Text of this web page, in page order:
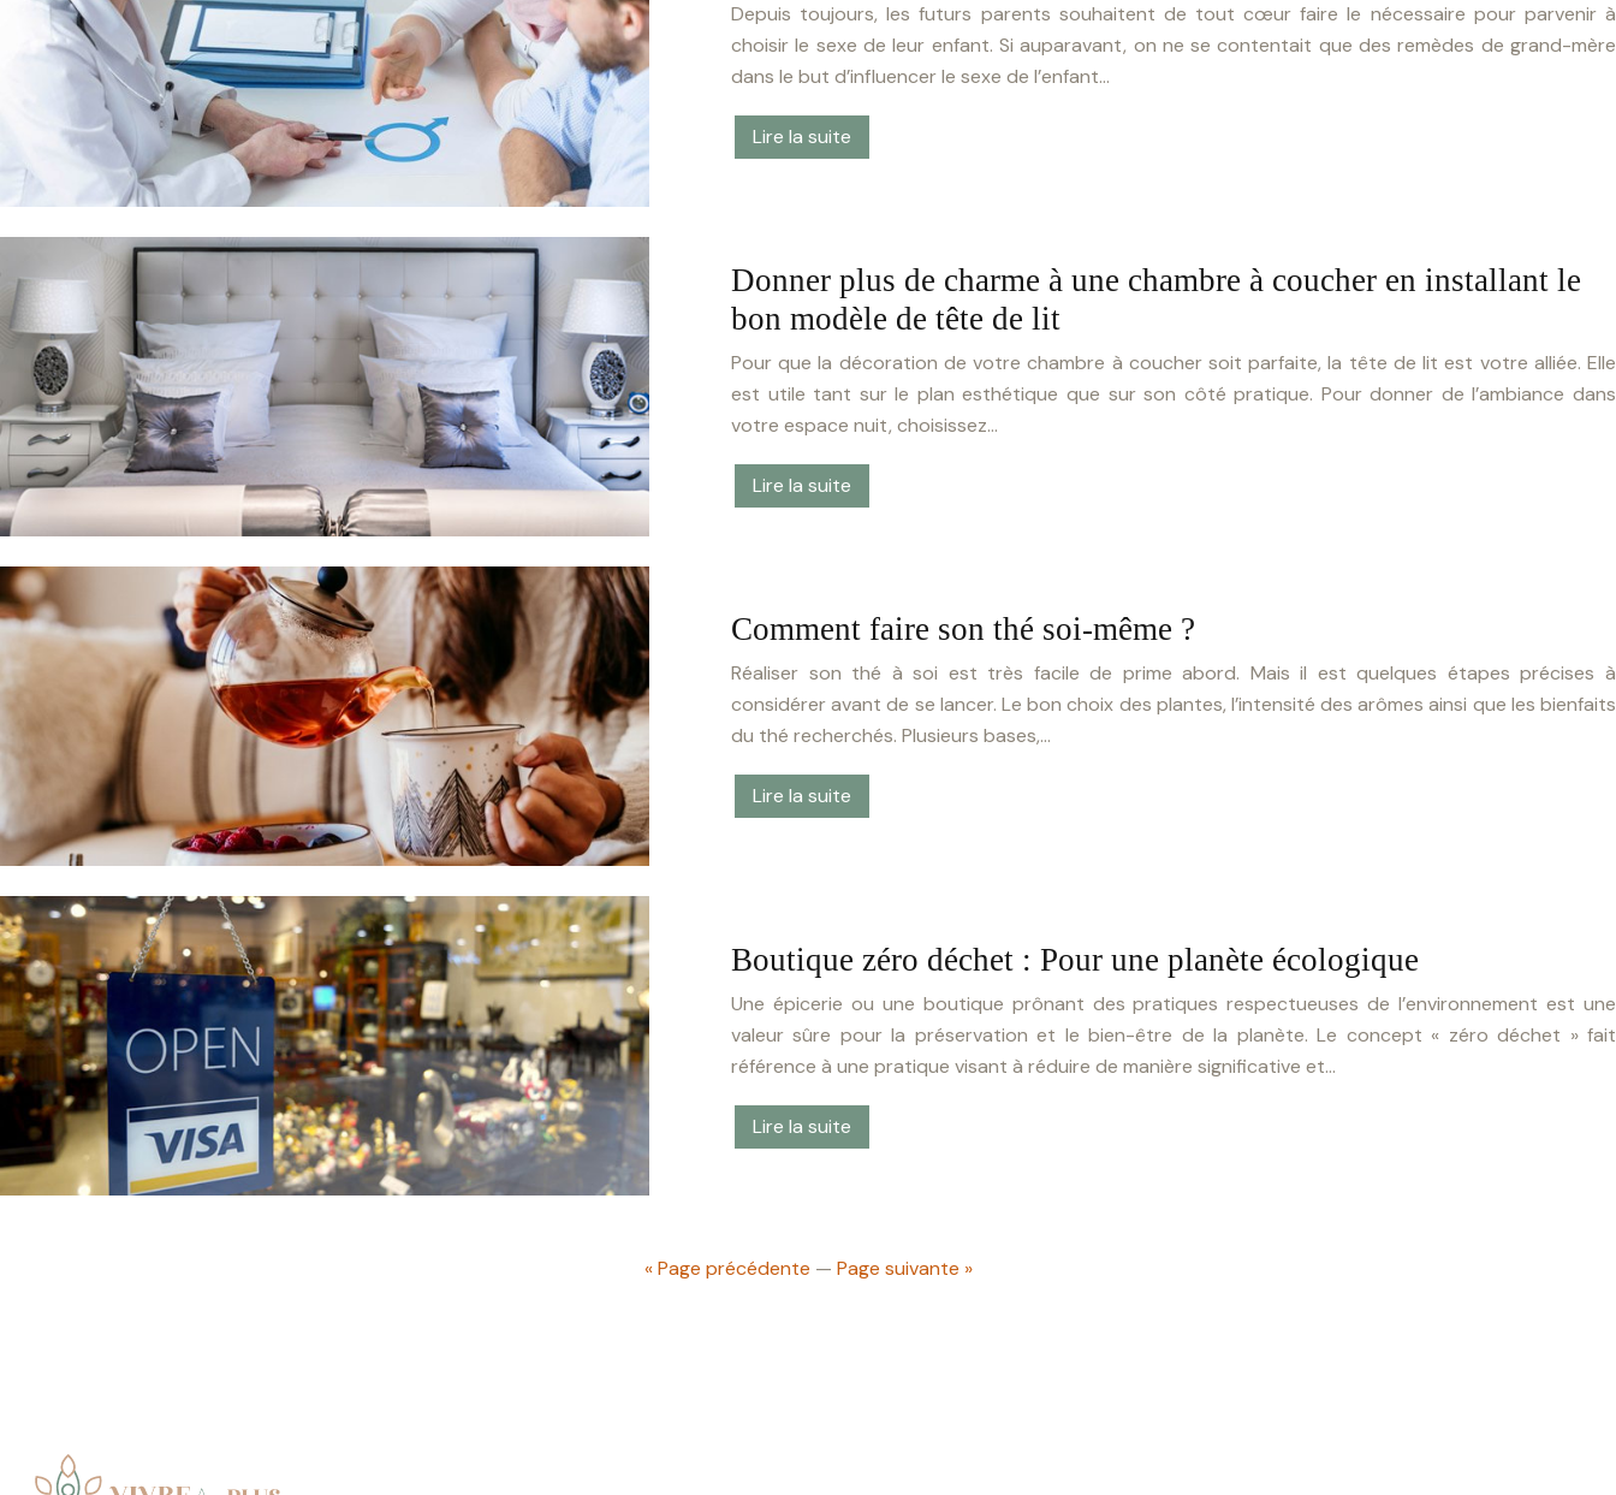
Depuis toujours, les futurs parents souhaitent de tout cœur faire le nécessaire pour parvenir à
choisir le sexe de leur enfant. Si auparavant, on ne se contentait que des remèdes de grand-mère
dans le but d’influencer le sexe de l’enfant…
Lire la suite
Donner plus de charme à une chambre à coucher en installant le
bon modèle de tête de lit
Pour que la décoration de votre chambre à coucher soit parfaite, la tête de lit est votre alliée. Elle
est utile tant sur le plan esthétique que sur son côté pratique. Pour donner de l’ambiance dans
votre espace nuit, choisissez…
Lire la suite
Comment faire son thé soi-même ?
Réaliser son thé à soi est très facile de prime abord. Mais il est quelques étapes précises à
considérer avant de se lancer. Le bon choix des plantes, l’intensité des arômes ainsi que les bienfaits
du thé recherchés. Plusieurs bases,…
Lire la suite
Boutique zéro déchet : Pour une planète écologique
Une épicerie ou une boutique prônant des pratiques respectueuses de l’environnement est une
valeur sûre pour la préservation et le bien-être de la planète. Le concept « zéro déchet » fait
référence à une pratique visant à réduire de manière significative et…
Lire la suite
« Page précédente — Page suivante »